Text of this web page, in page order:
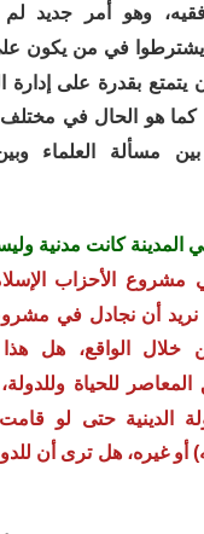
وهو أمر جديد لم
يشترطوا في من يكون
يتمتع بقدرة على إدارة
كما هو الحال في مختلف
مسألة العلماء
المدينة كانت مدنية
مشروع الأحزاب
نريد أن نجادل في
خلال الواقع، هل
للحياة
الدينية حتى لو
أو غيره، هل ترى أن